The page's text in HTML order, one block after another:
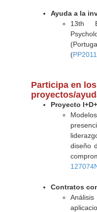
Ayuda a la
13th
(
Participa en
proyectos/
Proyecto
diseño
Contratos